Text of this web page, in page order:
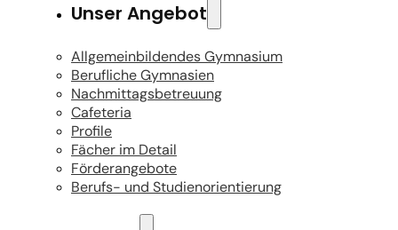
Unser Angebot
Allgemeinbildendes Gymnasium
Berufliche Gymnasien
Nachmittagsbetreuung
Cafeteria
Profile
Fächer im Detail
Förderangebote
Berufs- und Studienorientierung